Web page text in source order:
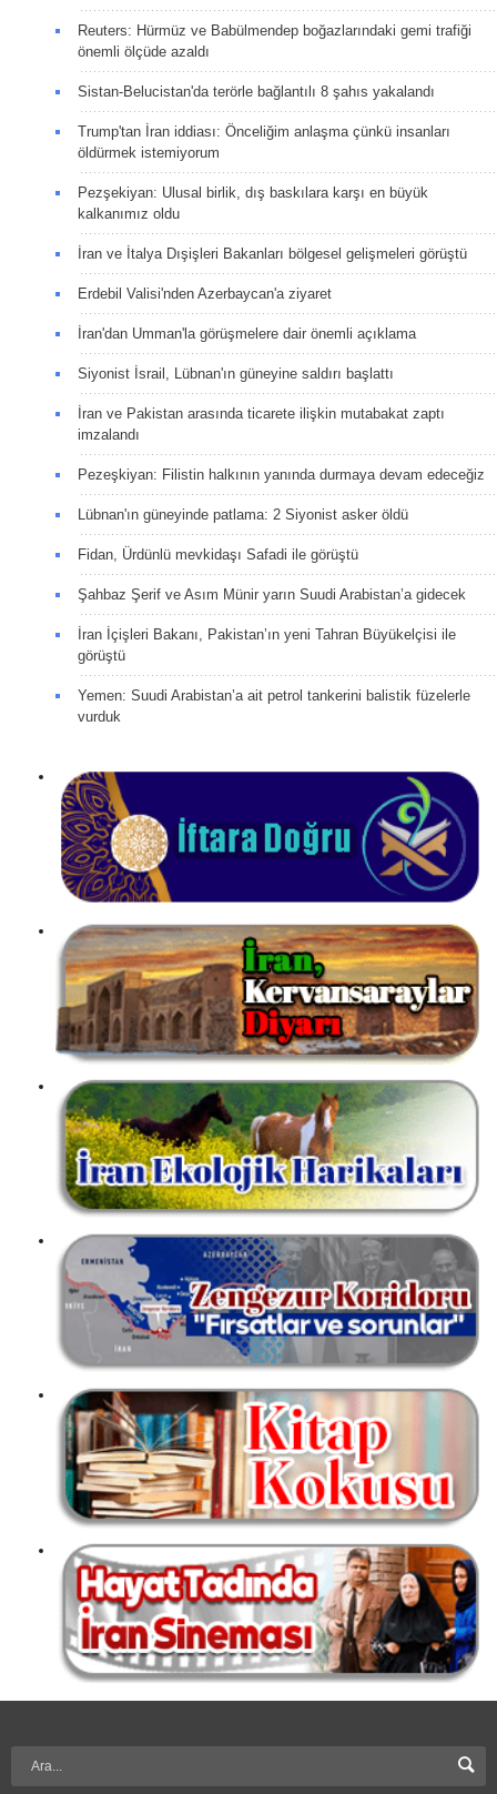
Reuters: Hürmüz ve Babülmendep boğazlarındaki gemi trafiği
önemli ölçüde azaldı
Sistan-Belucistan'da terörle bağlantılı 8 şahıs yakalandı
Trump'tan İran iddiası: Önceliğim anlaşma çünkü insanları
öldürmek istemiyorum
Pezşekiyan: Ulusal birlik, dış baskılara karşı en büyük
kalkanımız oldu
İran ve İtalya Dışişleri Bakanları bölgesel gelişmeleri görüştü
Erdebil Valisi'nden Azerbaycan'a ziyaret
İran'dan Umman'la görüşmelere dair önemli açıklama
Siyonist İsrail, Lübnan'ın güneyine saldırı başlattı
İran ve Pakistan arasında ticarete ilişkin mutabakat zaptı
imzalandı
Pezeşkiyan: Filistin halkının yanında durmaya devam edeceğiz
Lübnan'ın güneyinde patlama: 2 Siyonist asker öldü
Fidan, Ürdünlü mevkidaşı Safadi ile görüştü
Şahbaz Şerif ve Asım Münir yarın Suudi Arabistan’a gidecek
İran İçişleri Bakanı, Pakistan’ın yeni Tahran Büyükelçisi ile
görüştü
Yemen: Suudi Arabistan’a ait petrol tankerini balistik füzelerle
vurduk